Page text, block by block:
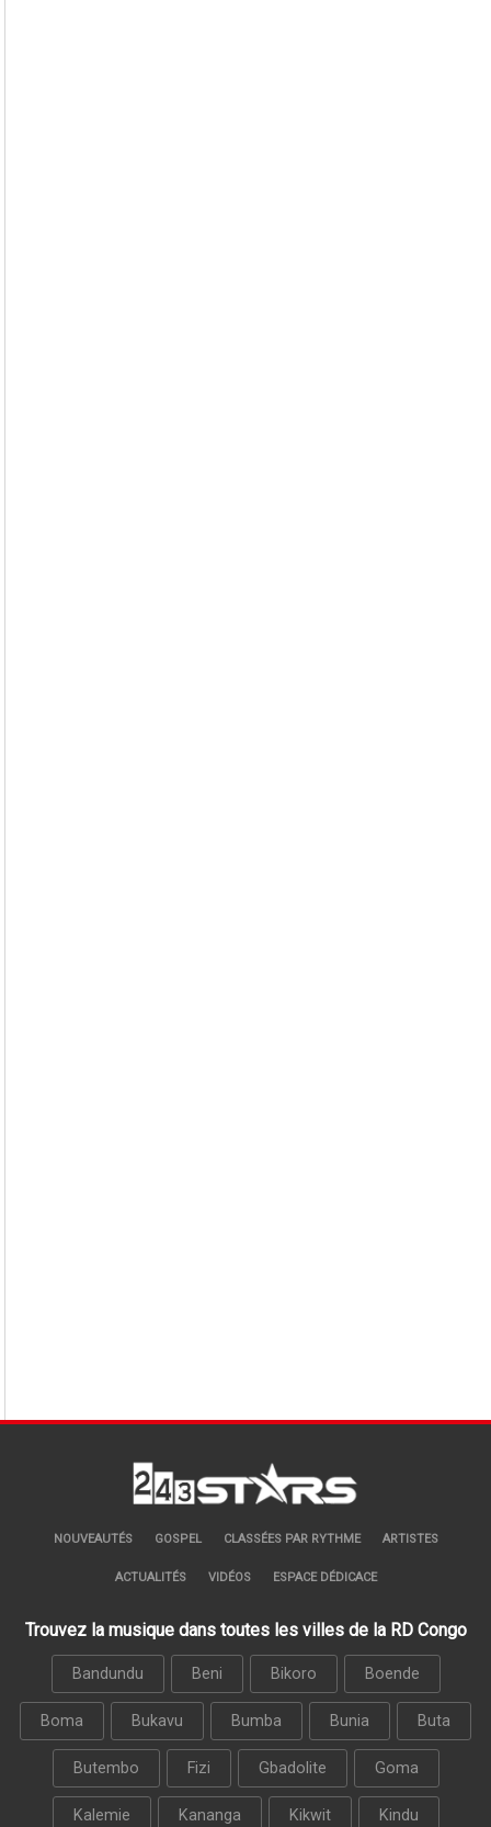
NOUVEAUTÉS GOSPEL CLASSÉES PAR RYTHME ARTISTES
ACTUALITÉS VIDÉOS ESPACE DÉDICACE
Trouvez la musique dans toutes les villes de la RD Congo
Bandundu Beni Bikoro Boende
Boma Bukavu Bumba Bunia Buta
Butembo Fizi Gbadolite Goma
Kalemie Kananga Kikwit Kindu